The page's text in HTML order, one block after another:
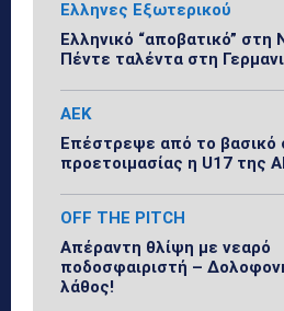
Ελληνες Εξωτερικού
Ελληνικό “αποβατικό” στη
Πέντε ταλέντα στη
ΑΕΚ
Επέστρεψε από το βασικό
προετοιμασίας η U17 της
OFF THE PITCH
Απέραντη θλίψη με νεαρό
ποδοσφαιριστή –
λάθος!